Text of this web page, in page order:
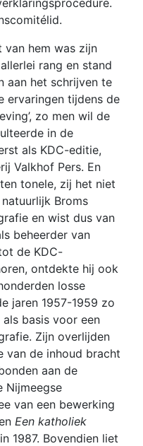
van hem was zijn
rang en stand
aan het schrijven te
ervaringen tijdens de
zo men wil de
in de
als KDC-editie,
Valkhof Pers. En
tonele, zij het niet
Broms
en wist dus van
beheerder van
de KDC-
ontdekte hij ook
losse
jaren 1957-1959 zo
basis voor een
Zijn overlijden
van de inhoud bracht
aan de
Nijmeegse
van een bewerking
Een katholiek
1987. Bovendien liet